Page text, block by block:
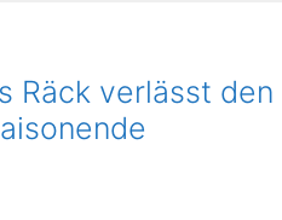
Räck verlässt den